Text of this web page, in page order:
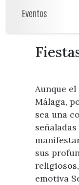
Eventos
Aunque
Málaga,
sea una
sus
emotiva